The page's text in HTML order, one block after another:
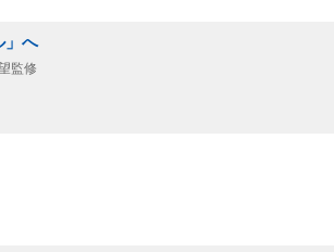
」へ
監修